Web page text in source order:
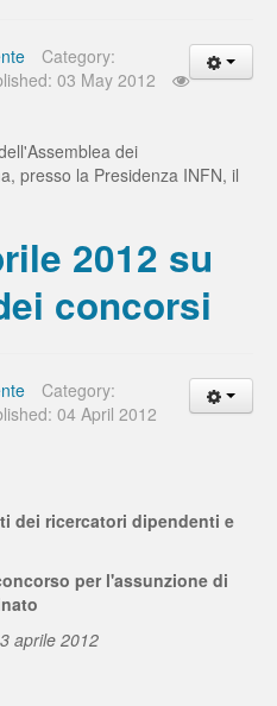
Category:
03 May 2012
dei
presso la Presidenza INFN, il
2012 su
concorsi
Category:
04 April 2012
dei ricercatori dipendenti e
per l'assunzione di
aprile 2012